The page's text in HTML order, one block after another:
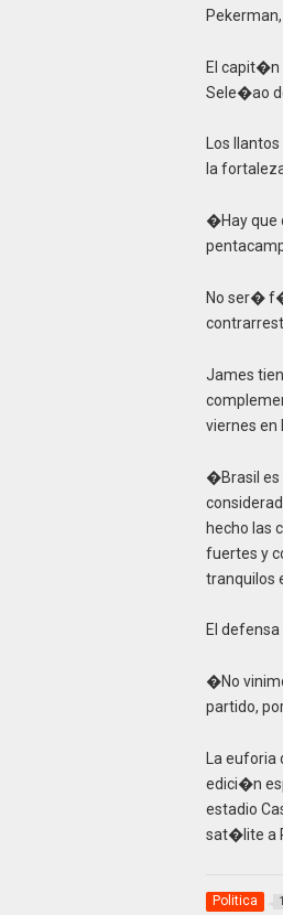
El capit�n
Sele�ao
Los
la
�Hay que
No ser�
James
viernes
�Brasil es
hecho las
fuertes y
tranquilos
El
�No
partido,
La
edici�n
estadio
sat�lite a
Politica